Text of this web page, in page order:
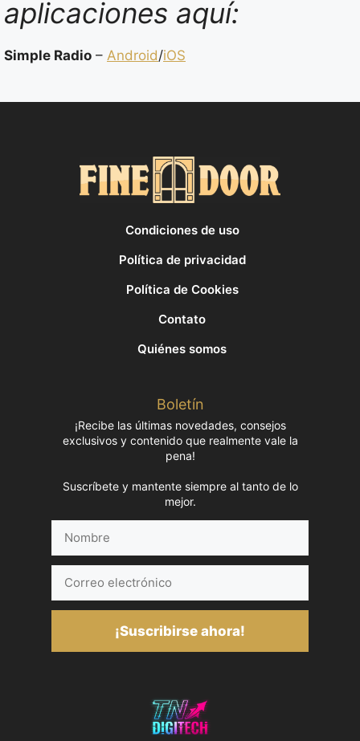
aplicaciones aquí:
Simple Radio – Android/iOS
Condiciones de uso
Política de privacidad
Política de Cookies
Contato
Quiénes somos
Boletín
¡Recibe las últimas novedades, consejos
exclusivos y contenido que realmente vale la
pena!
Suscríbete y mantente siempre al tanto de lo
mejor.
electrónico
¡Suscribirse ahora!